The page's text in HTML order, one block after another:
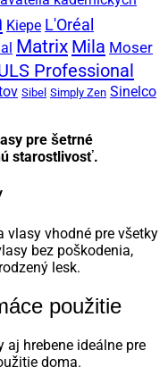
Kiepe L'Oréal
Matrix Mila Moser
Professional
Sibel Simply Zen Sinelco
pre šetrné
starostlivosť.
vlasy vhodné pre všetky
bez poškodenia,
lesk.
použitie
hrebene ideálne pre
doma.